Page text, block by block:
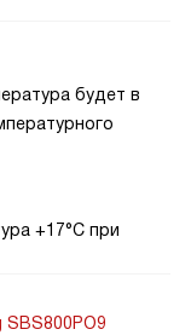
будет в
+17°C при
SBS800PO9